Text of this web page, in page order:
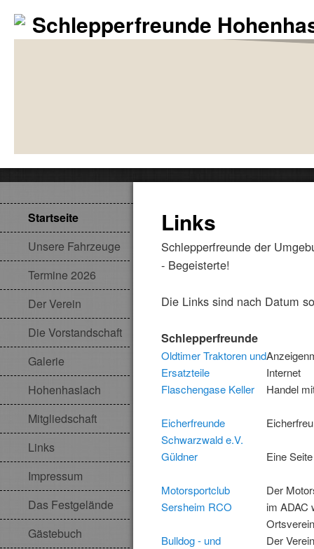
Schlepperfreunde
Startseite
Unsere Fahrzeuge
Termine 2026
Der Verein
Die Vorstandschaft
Galerie
Hohenhaslach
Mitgliedschaft
Links
Impressum
Das Festgelände
Gästebuch
Links
Schlepperfreunde der
- Begeisterte!
Die Links sind nach Datum
Schlepperfreunde
Oldtimer Traktoren und
Ersatzteile
Internet
Flaschengase Keller
Handel
Eicherfreunde
Schwarzwald e.V.
Güldner Eine
Motorsportclub
Sersheim RCO
Der
im ADAC
Bulldog - und
Der